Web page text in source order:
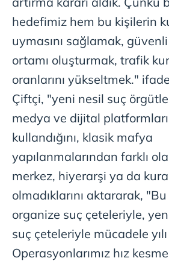
hedefimiz hem bu kişilerin
uymasını sağlamak,
ortamı oluşturmak, trafik
oranlarını yükseltmek."
Çiftçi, "yeni nesil suç
medya ve dijital
kullandığını, klasik mafya
yapılanmalarından farklı
merkez, hiyerarşi ya da
olmadıklarını aktararak, "Bu
organize suç çeteleriyle,
suç çeteleriyle mücadele
Operasyonlarımız hız